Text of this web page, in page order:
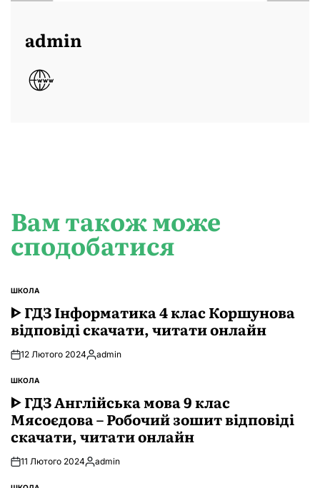
admin
Вам також може
сподобатися
ОПУБЛІКУВАТИ
У
ШКОЛА
ᐈ ГДЗ Інформатика 4 клас Коршунова
відповіді скачати, читати онлайн
12 Лютого 2024Опубліковано
admin
ОПУБЛІКУВАТИ
У
ШКОЛА
ᐈ ГДЗ Англійська мова 9 клас
Мясоєдова – Робочий зошит відповіді
скачати, читати онлайн
11 Лютого 2024Опубліковано
admin